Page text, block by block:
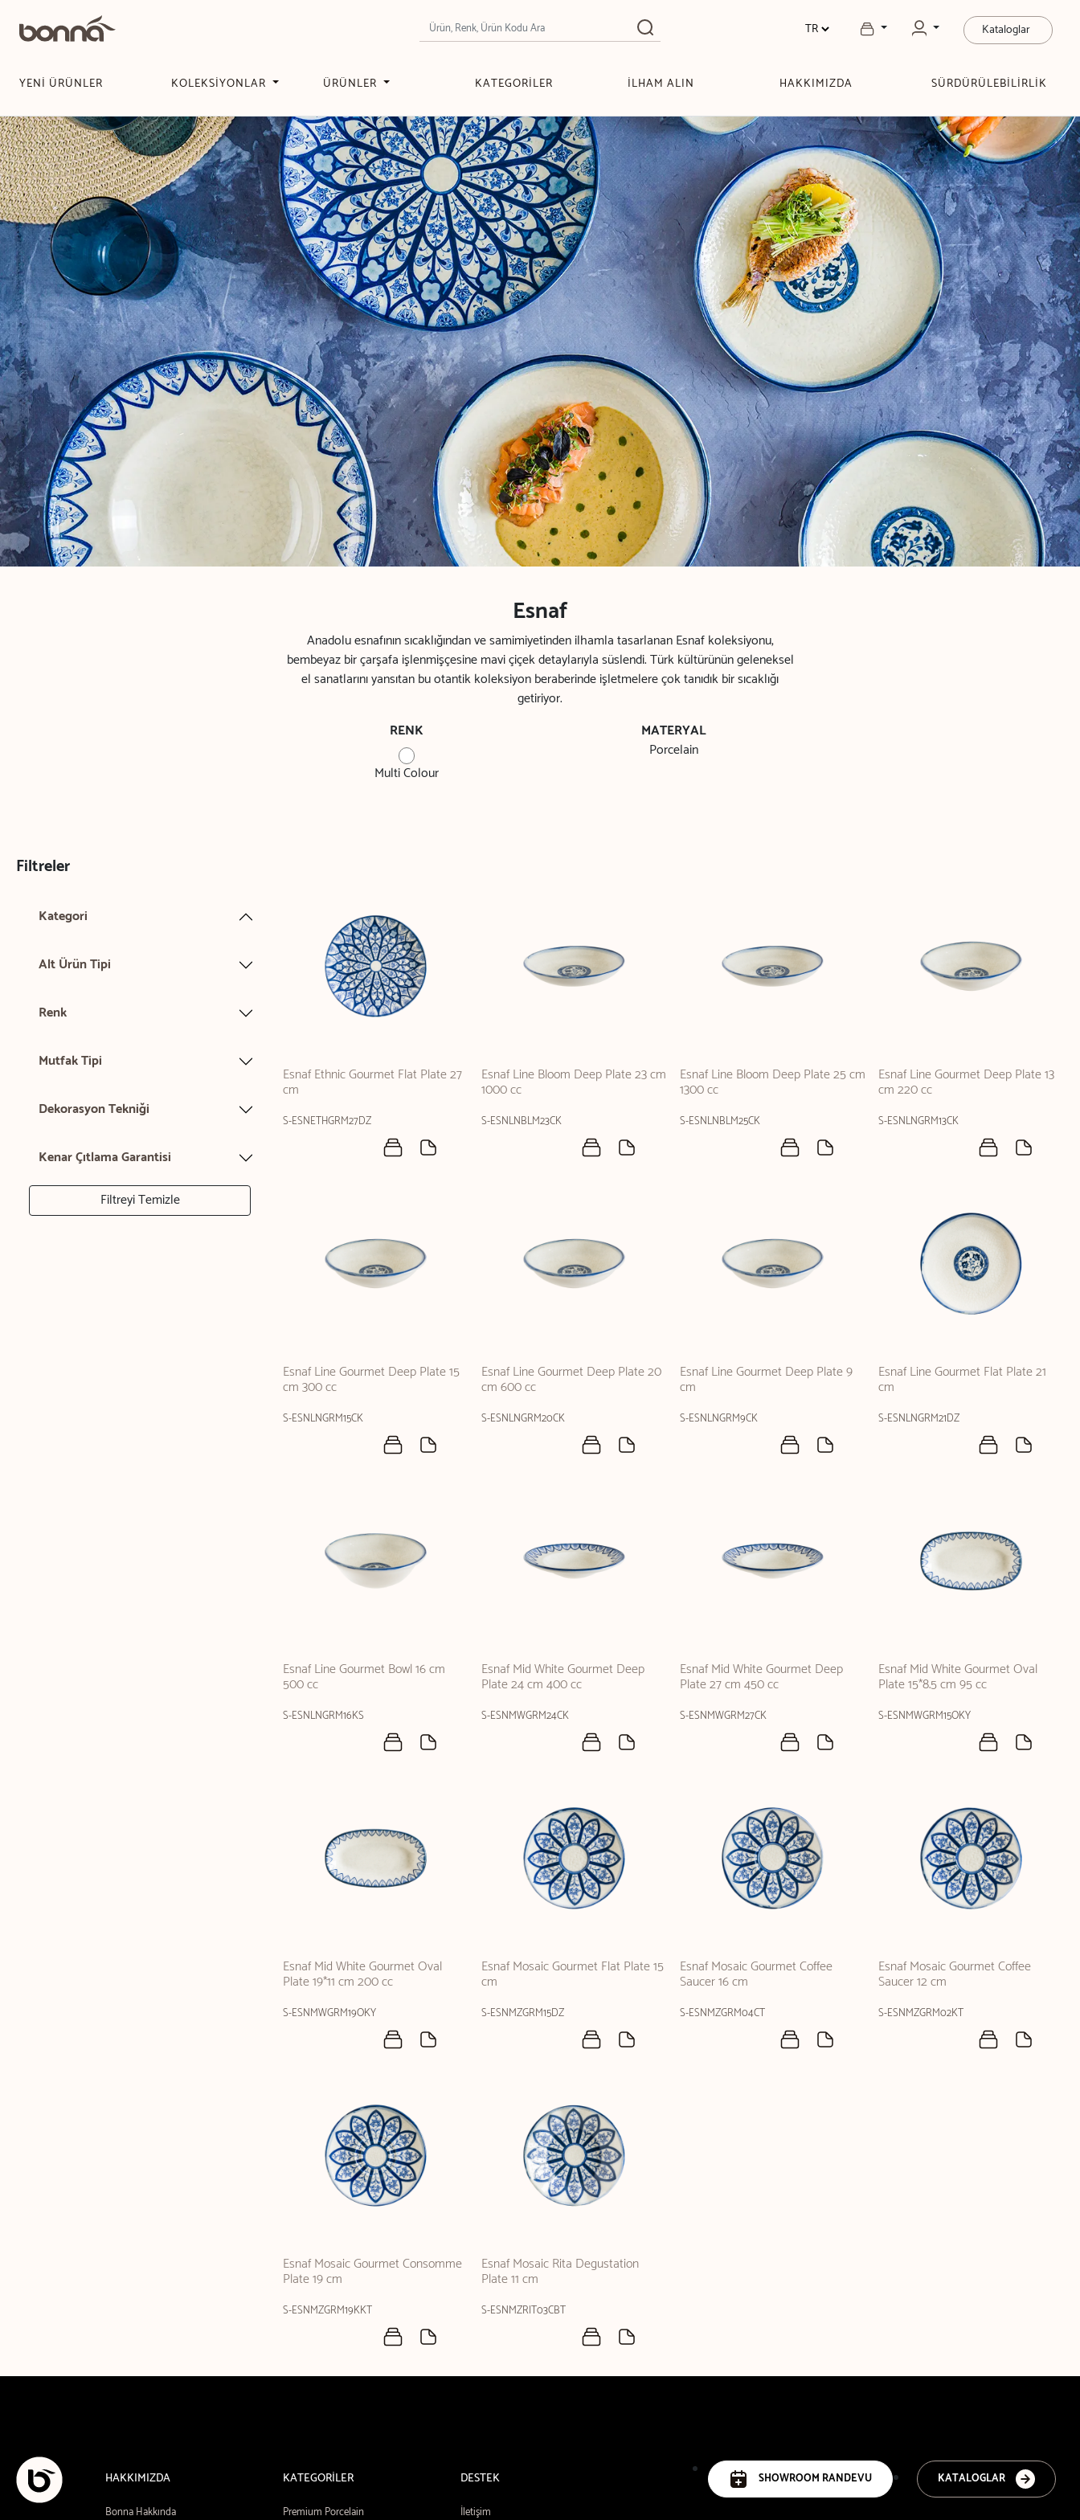
Kataloglar
YENİ ÜRÜNLER KOLEKSİYONLAR ÜRÜNLER KATEGORİLER İLHAM ALIN HAKKIMIZDA SÜRDÜRÜLEBİLİRLİK
Esnaf
Anadolu esnafının sıcaklığından ve samimiyetinden ilhamla tasarlanan Esnaf koleksiyonu,
bembeyaz bir çarşafa işlenmişçesine mavi çiçek detaylarıyla süslendi. Türk kültürünün geleneksel
el sanatlarını yansıtan bu otantik koleksiyon beraberinde işletmelere çok tanıdık bir sıcaklığı
getiriyor.
RENK
Multi Colour
MATERYAL
Porcelain
Filtreler
Kategori
Alt Ürün Tipi
Renk
Mutfak Tipi
Dekorasyon Tekniği
Kenar Çıtlama Garantisi
Filtreyi Temizle
Esnaf Ethnic Gourmet Flat Plate 27
cm
S-ESNETHGRM27DZ
Esnaf Line Bloom Deep Plate 23 cm
1000 cc
S-ESNLNBLM23CK
Esnaf Line Bloom Deep Plate 25 cm
1300 cc
S-ESNLNBLM25CK
Esnaf Line Gourmet Deep Plate 13
cm 220 cc
S-ESNLNGRM13CK
Esnaf Line Gourmet Deep Plate 15
cm 300 cc
S-ESNLNGRM15CK
Esnaf Line Gourmet Deep Plate 20
cm 600 cc
S-ESNLNGRM20CK
Esnaf Line Gourmet Deep Plate 9
cm
S-ESNLNGRM9CK
Esnaf Line Gourmet Flat Plate 21
cm
S-ESNLNGRM21DZ
Esnaf Line Gourmet Bowl 16 cm
500 cc
S-ESNLNGRM16KS
Esnaf Mid White Gourmet Deep
Plate 24 cm 400 cc
S-ESNMWGRM24CK
Esnaf Mid White Gourmet Deep
Plate 27 cm 450 cc
S-ESNMWGRM27CK
Esnaf Mid White Gourmet Oval
Plate 15*8.5 cm 95 cc
S-ESNMWGRM15OKY
Esnaf Mid White Gourmet Oval
Plate 19*11 cm 200 cc
S-ESNMWGRM19OKY
Esnaf Mosaic Gourmet Flat Plate 15
cm
S-ESNMZGRM15DZ
Esnaf Mosaic Gourmet Coffee
Saucer 16 cm
S-ESNMZGRM04CT
Esnaf Mosaic Gourmet Coffee
Saucer 12 cm
S-ESNMZGRM02KT
Esnaf Mosaic Gourmet Consomme
Plate 19 cm
S-ESNMZGRM19KKT
Esnaf Mosaic Rita Degustation
Plate 11 cm
S-ESNMZRIT03CBT
HAKKIMIZDA
Bonna Hakkında
KATEGORİLER
Premium Porcelain
DESTEK
İletişim
KATALOGLAR
SHOWROOM RANDEVU